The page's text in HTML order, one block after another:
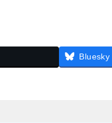
Bluesky